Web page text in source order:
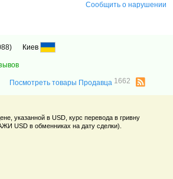
Сообщить о нарушении
Киев
Посмотреть товары Продавца 1662
указанной в USD, курс перевода в гривну
USD в обменниках на дату сделки).